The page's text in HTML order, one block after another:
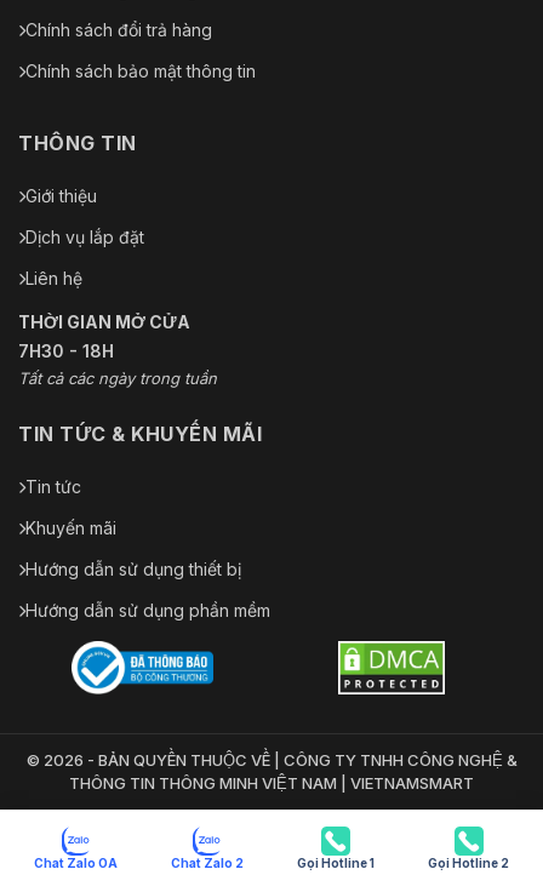
Chính sách đổi trả hàng
Chính sách bảo mật thông tin
THÔNG TIN
Giới thiệu
Dịch vụ lắp đặt
Liên hệ
THỜI GIAN MỞ CỬA
7H30 - 18H
Tất cả các ngày trong tuần
TIN TỨC & KHUYẾN MÃI
Tin tức
Khuyến mãi
Hướng dẫn sử dụng thiết bị
Hướng dẫn sử dụng phần mềm
© 2026 - BẢN QUYỀN THUỘC VỀ | CÔNG TY TNHH CÔNG NGHỆ &
THÔNG TIN THÔNG MINH VIỆT NAM | VIETNAMSMART
Chat Zalo OA Chat Zalo 2 Gọi Hotline 1 Gọi Hotline 2